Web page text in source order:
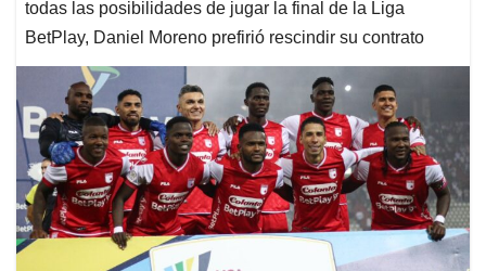
todas las posibilidades de jugar la final de la Liga
BetPlay, Daniel Moreno prefirió rescindir su contrato